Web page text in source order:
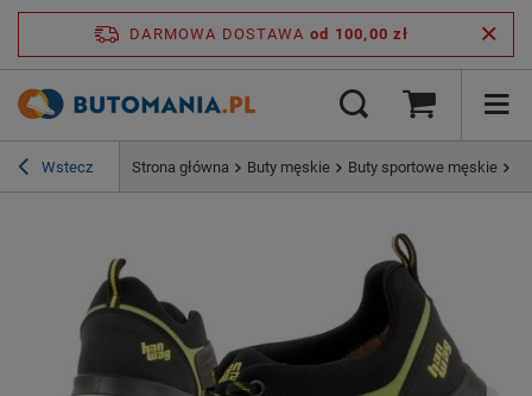
DARMOWA DOSTAWA od 100,00 zł
Wstecz Strona główna Buty męskie Buty sportowe męskie